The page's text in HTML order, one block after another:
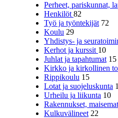
Perheet, pariskunnat,
Henkilöt 82
Työ ja työntekijät 72
Koulu 29
Yhdistys- ja
Kerhot ja kurssit 10
Juhlat ja tapahtumat 15
Kirkko ja kirkollinen
Rippikoulu 15
Lotat ja suojeluskunta
Urheilu ja liikunta 10
Rakennukset,
Kulkuvälineet 22